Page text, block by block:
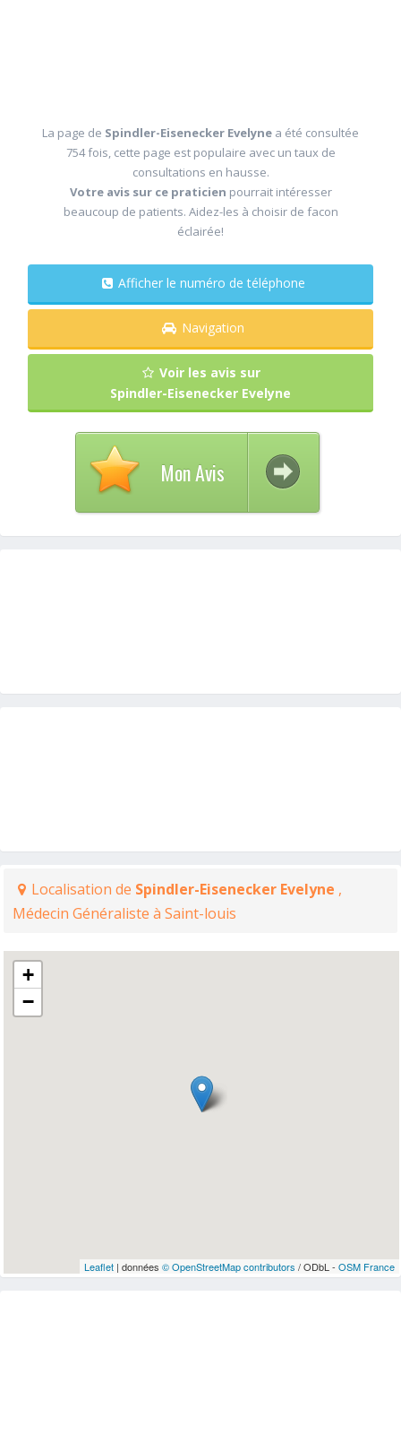
La page de Spindler-Eisenecker Evelyne a été consultée
754 fois, cette page est populaire avec un taux de
consultations en hausse.
Votre avis sur ce praticien pourrait intéresser
beaucoup de patients. Aidez-les à choisir de facon
éclairée!
Afficher le numéro de téléphone
Navigation
Voir les avis sur
Spindler-Eisenecker Evelyne
Mon Avis
Localisation de Spindler-Eisenecker Evelyne ,
Médecin Généraliste à Saint-louis
+
−
Leaflet| données © OpenStreetMap contributors / ODbL - OSM France